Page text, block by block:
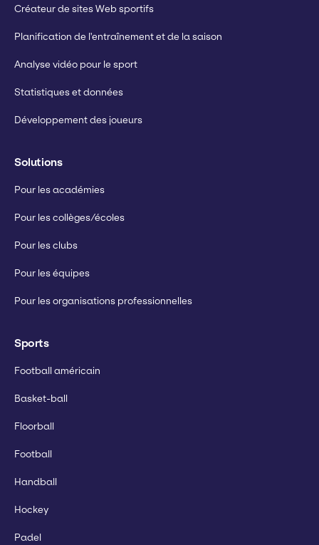
Créateur de sites Web sportifs
Planification de l'entraînement et de la saison
Analyse vidéo pour le sport
Statistiques et données
Développement des joueurs
Solutions
Pour les académies
Pour les collèges/écoles
Pour les clubs
Pour les équipes
Pour les organisations professionnelles
Sports
Football américain
Basket-ball
Floorball
Football
Handball
Hockey
Padel